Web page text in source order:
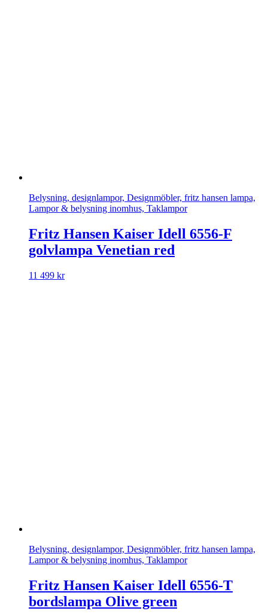
Belysning, designlampor, Designmöbler, fritz hansen lampa,
Lampor & belysning inomhus, Taklampor
Fritz Hansen Kaiser Idell 6556-F
golvlampa Venetian red
11 499 kr
Belysning, designlampor, Designmöbler, fritz hansen lampa,
Lampor & belysning inomhus, Taklampor
Fritz Hansen Kaiser Idell 6556-T
bordslampa Olive green